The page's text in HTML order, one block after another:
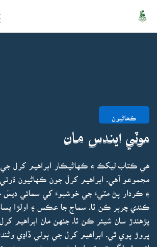
ڪھاڻيون
موٽي ايندس مان
هي ڪتاب ليکڪ ۽ ڪهاڻيڪار ابراهيم کرل جي
مجموعو آهي. ابراهيم کرلَ جون ڪهاڻيون
۽ ڪردار پڻ مٽيءَ جي خوشبوءَ کي سمائي ديسَ
ڪندي چرپر ڪن ٿا. سماج جا عڪس ۽ اولڙا
پڙهندڙ سان شيئر ڪن ٿا. جنهن مان ابراهيم
پروڙ پوي ٿي. ابراهيم کرل جي ٻولي ڏاڍي
ائين ٿو لڳي ته ڪردار اسان جي سامهون بيان